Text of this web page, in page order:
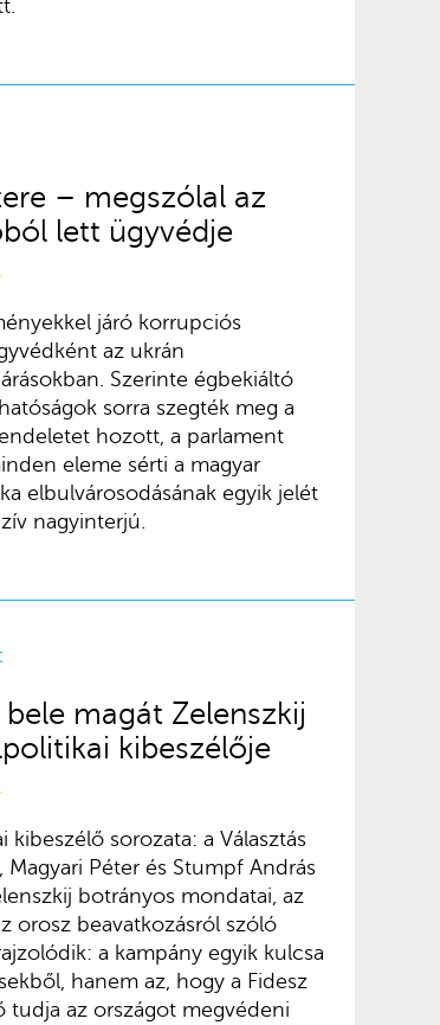
– megszólal az
lett ügyvédje
járó korrupciós
az ukrán
Szerinte égbekiáltó
sorra szegték meg a
hozott, a parlament
eleme sérti a magyar
elbulvárosodásának egyik jelét
nagyinterjú.
magát Zelenszkij
kibeszélője
sorozata: a Választás
Magyari Péter és Stumpf András
botrányos mondatai, az
orosz beavatkozásról szóló
a kampány egyik kulcsa
hanem az, hogy a Fidesz
tudja az országot megvédeni